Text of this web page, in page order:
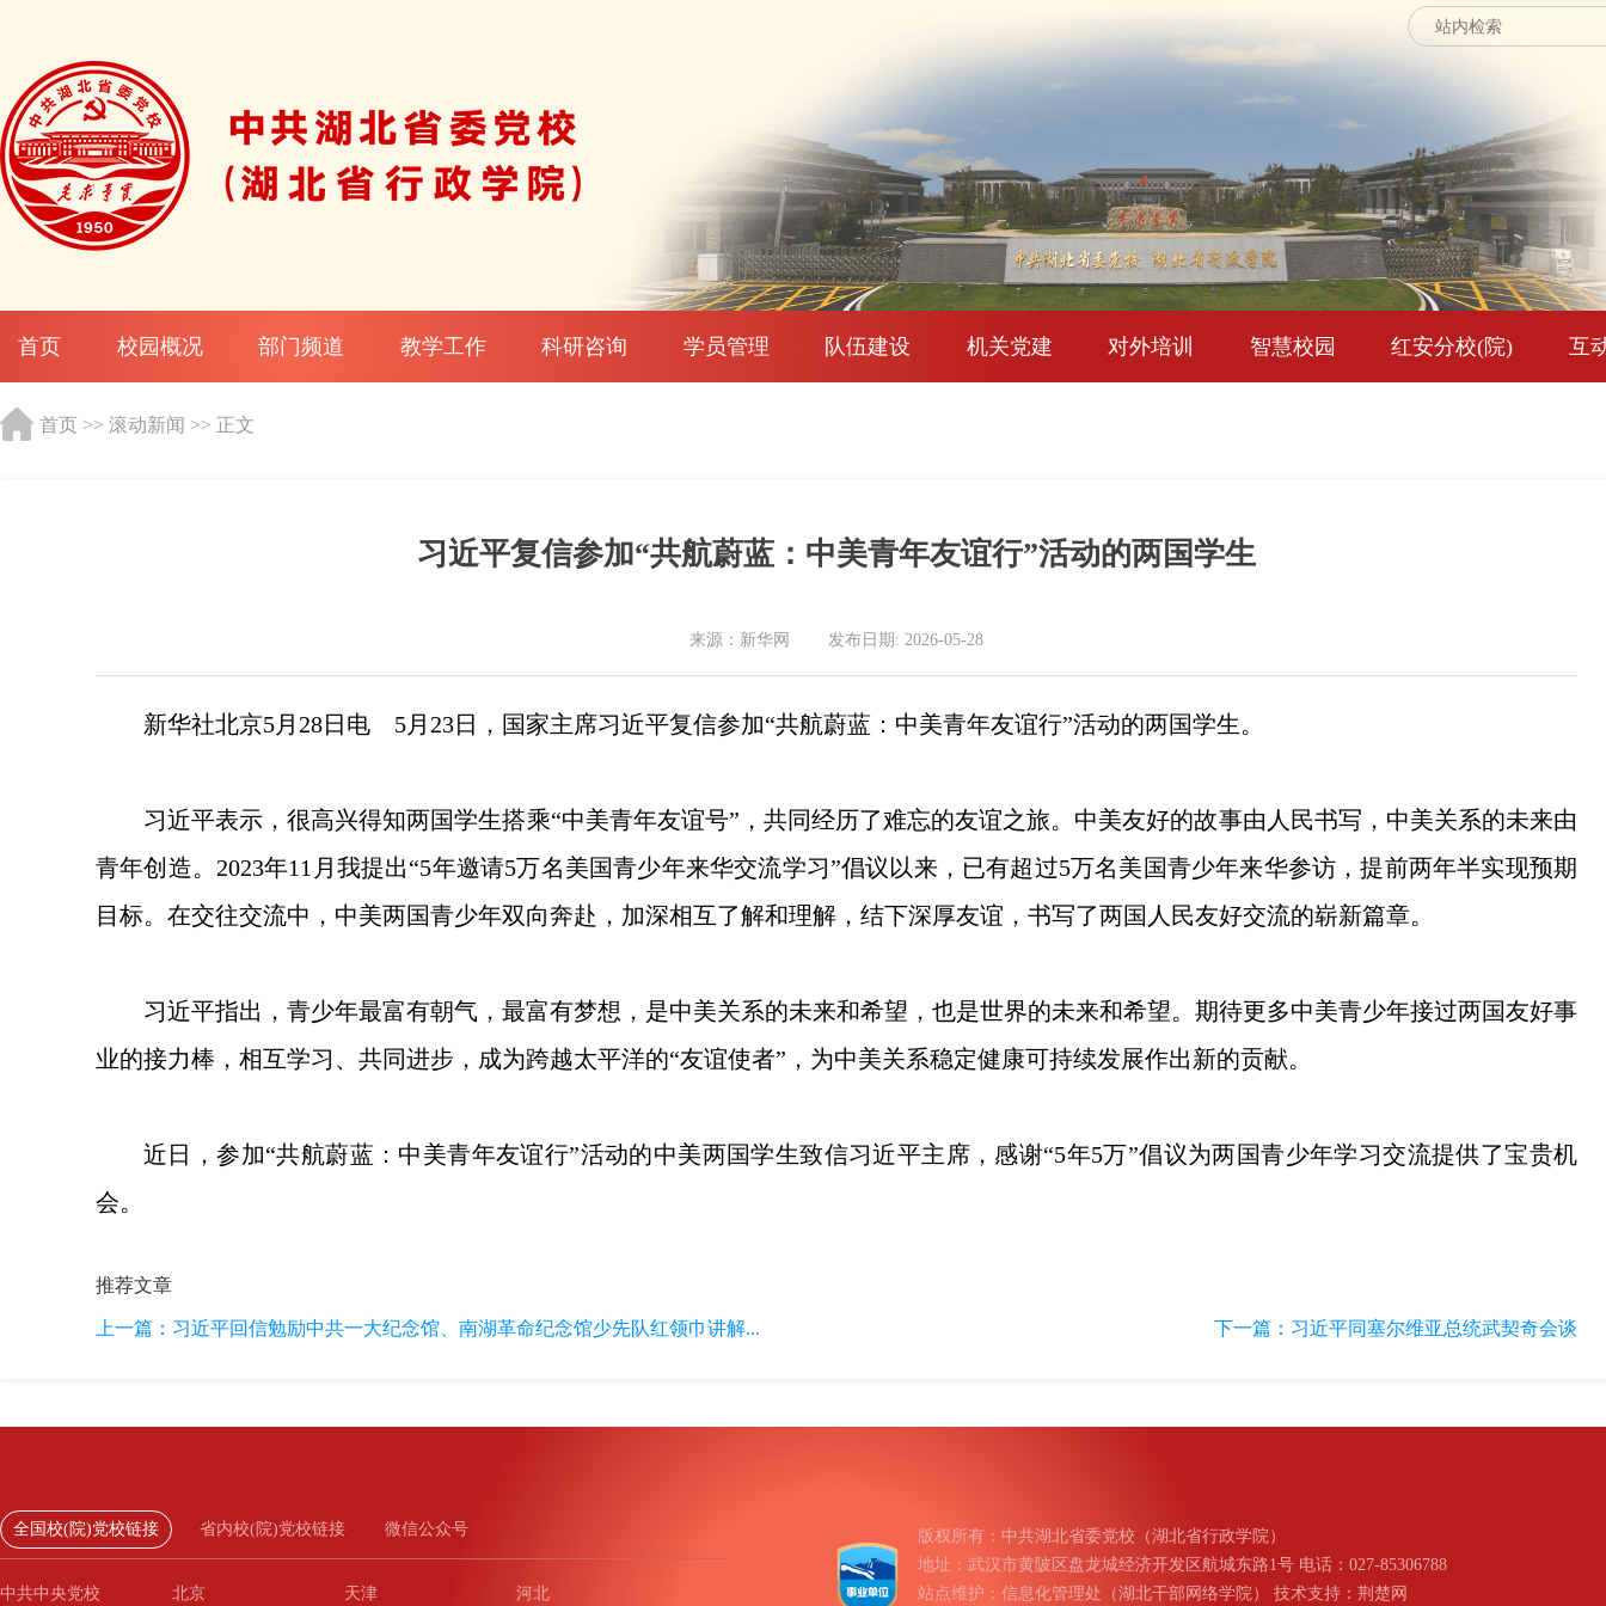
首页 校园概况 部门频道 教学工作 科研咨询 学员管理 队伍建设 机关党建 对外培训 智慧校园 红安分校(院) 互
首页 >> 滚动新闻 >> 正文
习近平复信参加“共航蔚蓝：中美青年友谊行”活动的两国学生
来源：新华网 发布日期: 2026-05-28
新华社北京5月28日电 5月23日，国家主席习近平复信参加“共航蔚蓝：中美青年友谊行”活动的两国学生。
习近平表示，很高兴得知两国学生搭乘“中美青年友谊号”，共同经历了难忘的友谊之旅。中美友好的故事由人民书写，中美关系的未来由
青年创造。2023年11月我提出“5年邀请5万名美国青少年来华交流学习”倡议以来，已有超过5万名美国青少年来华参访，提前两年半实现预期
目标。在交往交流中，中美两国青少年双向奔赴，加深相互了解和理解，结下深厚友谊，书写了两国人民友好交流的崭新篇章。
习近平指出，青少年最富有朝气，最富有梦想，是中美关系的未来和希望，也是世界的未来和希望。期待更多中美青少年接过两国友好事
业的接力棒，相互学习、共同进步，成为跨越太平洋的“友谊使者”，为中美关系稳定健康可持续发展作出新的贡献。
近日，参加“共航蔚蓝：中美青年友谊行”活动的中美两国学生致信习近平主席，感谢“5年5万”倡议为两国青少年学习交流提供了宝贵机
会。
推荐文章
上一篇： 习近平回信勉励中共一大纪念馆、南湖革命纪念馆少先队红领巾讲解... 下一篇： 习近平同塞尔维亚总统武契奇会谈
全国校(院)党校链接 省内校(院)党校链接 微信公众号
中共中央党校 北京 天津 河北
版权所有：中共湖北省委党校（湖北省行政学院）
地址：武汉市黄陂区盘龙城经济开发区航城东路1号 电话：027-85306788
站点维护：信息化管理处（湖北干部网络学院） 技术支持：荆楚网